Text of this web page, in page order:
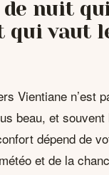
nuit
qui vaut
Vientiane n’est
beau, et souvent
dépend de
et de la